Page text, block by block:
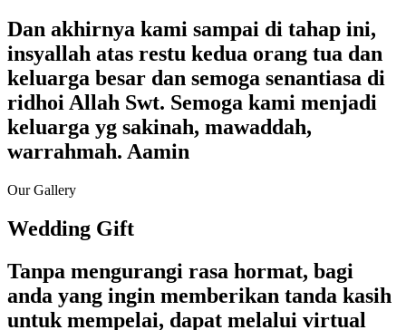
Dan akhirnya kami sampai di tahap ini,
insyallah atas restu kedua orang tua dan
keluarga besar dan semoga senantiasa di
ridhoi Allah Swt. Semoga kami menjadi
keluarga yg sakinah, mawaddah,
warrahmah. Aamin
Our Gallery
Wedding Gift
Tanpa mengurangi rasa hormat, bagi
anda yang ingin memberikan tanda kasih
untuk mempelai, dapat melalui virtual